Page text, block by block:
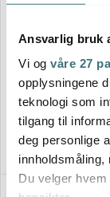
Ansvarlig bruk
Vi og våre 27
opplysningene
teknologi som
tilgang til
deg personlige
Du velger
Vargen & Thor
Miranda gryte
kobber
1895 kr
På lager